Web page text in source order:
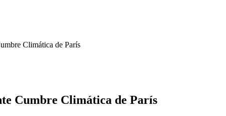
Climática de París
Cumbre Climática de París